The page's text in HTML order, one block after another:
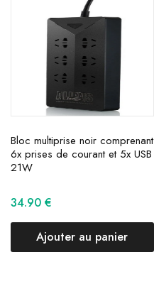
Bloc multiprise noir comprenant
6x prises de courant et 5x USB
21W
34.90 €
Ajouter au panier